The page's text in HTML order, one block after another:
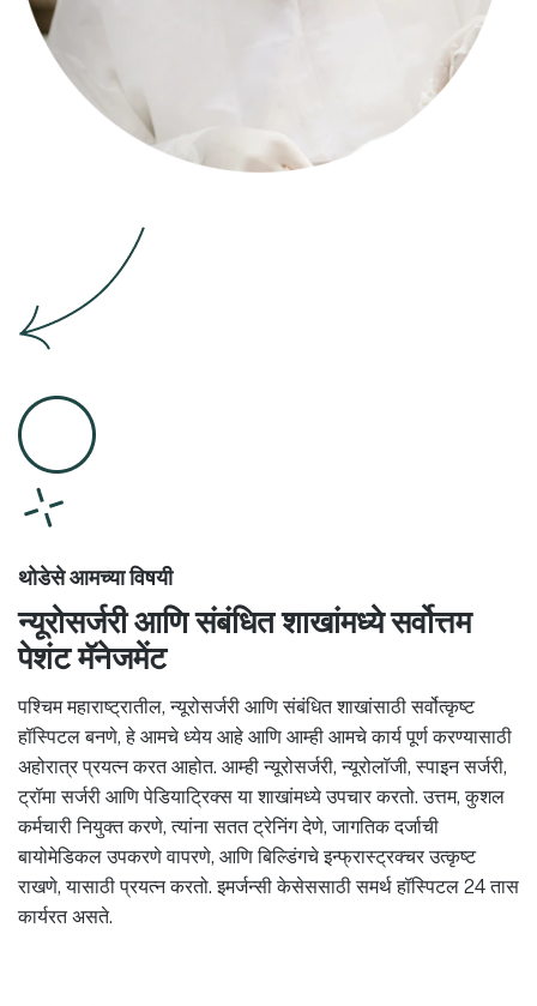
थोडेसे आमच्या विषयी
न्यूरोसर्जरी आणि संबंधित शाखांमध्ये सर्वोत्तम
पेशंट मॅनेजमेंट
पश्चिम महाराष्ट्रातील, न्यूरोसर्जरी आणि संबंधित शाखांसाठी सर्वोत्कृष्ट
हॉस्पिटल बनणे, हे आमचे ध्येय आहे आणि आम्ही आमचे कार्य पूर्ण करण्यासाठी
अहोरात्र प्रयत्न करत आहोत. आम्ही न्यूरोसर्जरी, न्यूरोलॉजी, स्पाइन सर्जरी,
ट्रॉमा सर्जरी आणि पेडियाट्रिक्स या शाखांमध्ये उपचार करतो. उत्तम, कुशल
कर्मचारी नियुक्त करणे, त्यांना सतत ट्रेनिंग देणे, जागतिक दर्जाची
बायोमेडिकल उपकरणे वापरणे, आणि बिल्डिंगचे इन्फ्रास्ट्रक्चर उत्कृष्ट
राखणे, यासाठी प्रयत्न करतो. इमर्जन्सी केसेससाठी समर्थ हॉस्पिटल 24 तास
कार्यरत असते.